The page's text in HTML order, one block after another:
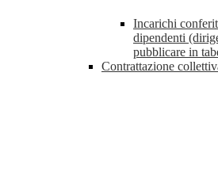
Incarichi
dipendenti
pubblicare in
Contrattazione